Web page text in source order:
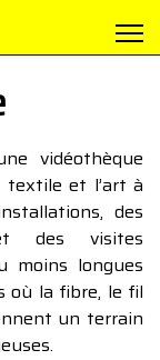
vidéothèque
et l’art à
des
des visites
moins longues
où la fibre, le fil
un terrain